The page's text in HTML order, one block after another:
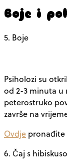
Boje i
5. Boje
Psiholozi su
od 2-3 minuta u
peterostruko
završe na
Ovdje pronađite
6. Čaj s